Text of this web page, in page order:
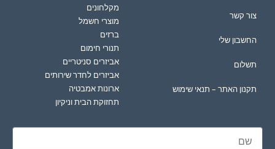
צור קשר
החשבון שלי
תשלום
תקנון האתר – תנאי שימוש
מקלחונים
מוצרי חשמל
ברזים
תנורי חימום
אביזרים סניטריים
אביזרים לחדר שירותים
ארונות אמבטיה
תחזוקת הבית וניקיון